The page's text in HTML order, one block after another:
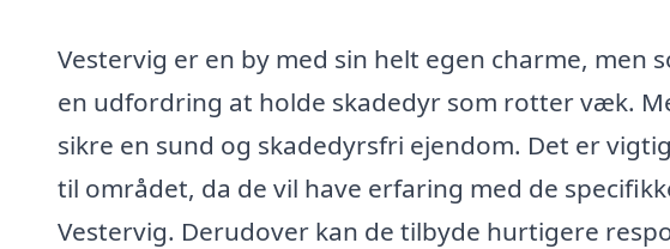
Vestervig er en by med sin helt egen charme,
en udfordring at holde skadedyr som rotter væk.
sikre en sund og skadedyrsfri ejendom. Det er
til området, da de vil have erfaring med de
Vestervig. Derudover kan de tilbyde hurtigere